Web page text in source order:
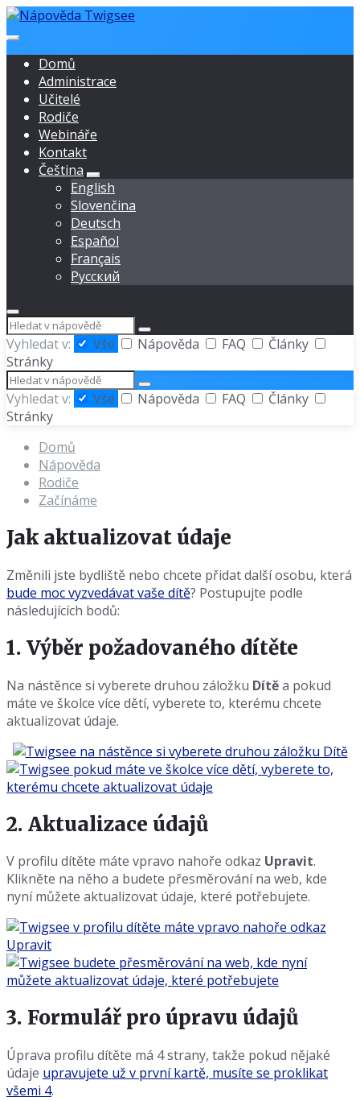
Přejít
na
Přejít
na
navigaci
Přejít
na
Domů
Administrace
Učitelé
Rodiče
Webináře
Kontakt
Čeština
English
Slovenčina
Deutsch
Español
Français
Русский
Hledat
Vyhledat v:
Vše Nápověda FAQ
Články
Stránky
Hledat
Vyhledat v:
Vše Nápověda FAQ
Články
Stránky
Domů
Nápověda
Rodiče
Začínáme
Jak aktualizovat údaje
Změnili jste bydliště nebo chcete přidat další osobu, která
bude moc vyzvedávat vaše dítě? Postupujte podle
následujících bodů:
1. Výběr požadovaného dítěte
Na nástěnce si vyberete druhou záložku Dítěa pokud
máte ve školce více dětí, vyberete to, kterému chcete
aktualizovat údaje.
2. Aktualizace údajů
V profilu dítěte máte vpravo nahoře odkaz Upravit.
Klikněte na něho a budete přesměrování na web, kde
nyní můžete aktualizovat údaje, které potřebujete.
3. Formulář pro úpravu údajů
Úprava profilu dítěte má 4 strany, takže pokud nějaké
údaje upravujete už v první kartě, musíte se proklikat
všemi 4.